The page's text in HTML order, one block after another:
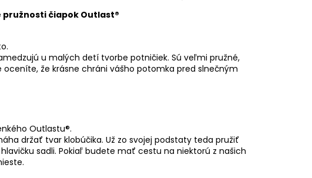
pružnosti čiapok Outlast®
u malých detí tvorbe potničiek. Sú veľmi pružné,
že krásne chráni vášho potomka pred slnečným
Outlastu®.
držať tvar klobúčika. Už zo svojej podstaty teda pružiť
sadli. Pokiaľ budete mať cestu na niektorú z našich